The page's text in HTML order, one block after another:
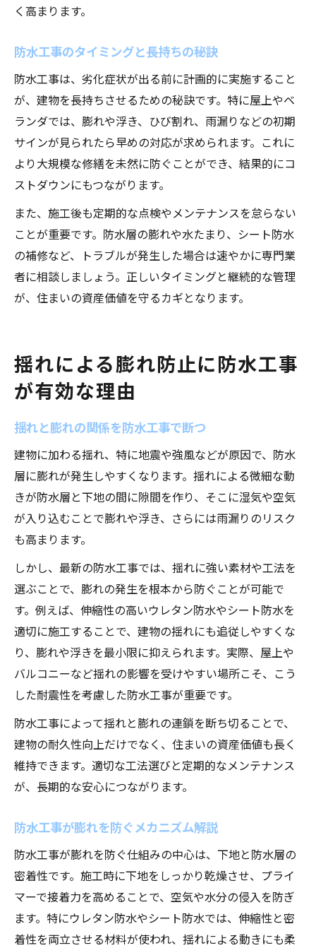
く高まります。
防水工事のタイミングと長持ちの秘訣
防水工事は、劣化症状が出る前に計画的に実施すること
が、建物を長持ちさせるための秘訣です。特に屋上やベ
ランダでは、膨れや浮き、ひび割れ、雨漏りなどの初期
サインが見られたら早めの対応が求められます。これに
より大規模な修繕を未然に防ぐことができ、結果的にコ
ストダウンにもつながります。
また、施工後も定期的な点検やメンテナンスを怠らない
ことが重要です。防水層の膨れや水たまり、シート防水
の補修など、トラブルが発生した場合は速やかに専門業
者に相談しましょう。正しいタイミングと継続的な管理
が、住まいの資産価値を守るカギとなります。
揺れによる膨れ防止に防水工事
が有効な理由
揺れと膨れの関係を防水工事で断つ
建物に加わる揺れ、特に地震や強風などが原因で、防水
層に膨れが発生しやすくなります。揺れによる微細な動
きが防水層と下地の間に隙間を作り、そこに湿気や空気
が入り込むことで膨れや浮き、さらには雨漏りのリスク
も高まります。
しかし、最新の防水工事では、揺れに強い素材や工法を
選ぶことで、膨れの発生を根本から防ぐことが可能で
す。例えば、伸縮性の高いウレタン防水やシート防水を
適切に施工することで、建物の揺れにも追従しやすくな
り、膨れや浮きを最小限に抑えられます。実際、屋上や
バルコニーなど揺れの影響を受けやすい場所こそ、こう
した耐震性を考慮した防水工事が重要です。
防水工事によって揺れと膨れの連鎖を断ち切ることで、
建物の耐久性向上だけでなく、住まいの資産価値も長く
維持できます。適切な工法選びと定期的なメンテナンス
が、長期的な安心につながります。
防水工事が膨れを防ぐメカニズム解説
防水工事が膨れを防ぐ仕組みの中心は、下地と防水層の
密着性です。施工時に下地をしっかり乾燥させ、プライ
マーで接着力を高めることで、空気や水分の侵入を防ぎ
ます。特にウレタン防水やシート防水では、伸縮性と密
着性を両立させる材料が使われ、揺れによる動きにも柔